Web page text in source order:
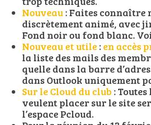
Nouveau : Faites connaître
discrètement animé, avec
Fond noir ou fond blanc.
Nouveau et utile:en accès
la liste des mails des
quelle dans la barre
dans Outlook uniquement
Sur le Cloud du club :
veulent placer sur le site
l’espace Pcloud.